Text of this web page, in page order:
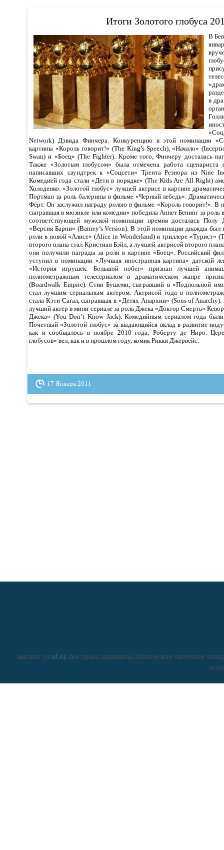
Итоги Золотого глобуса
В
в
Network) Дэвида Финчера. Конкуренцию в этой номинации
картины «Король говорит!» (The King’s Speech), «Начало»
Swan) и «Боец» (The Fighter). Кроме того, Финчеру досталась
Также «Золотым глобусом» была отмечена работа
написавших саундтрек к «Соцсети» Трента Резнора из Nine
Комедией года стали «Дети в порядке» (The Kids Are All Right)
Холоденко. «Золотой глобус» лучшей актрисе в картине
Портман за роль балерины в фильме «Черный лебедь».
Фёрт. Он заслужил награду ролью в фильме «Король говорит!». В
сыгравшая в мюзикле или комедии» победила Аннет Бенинг за
соответствующей мужской номинации премия досталась Полу
«Версия Барни» (Barney’s Version). В этой номинации дважды был
роли в новой «Алисе» (Alice in Wonderland) и триллере «Турист»
второго плана стал Кристиан Бэйл, а лучшей актрисой второго
они получили награды за роли в картине «Боец». Российский
уступил в номинации «Лучшая иностранная картина» датской
«История игрушек: Большой побег» признан лучшей
полнометражным телесериалом в драматическом жанре
(Boardwalk Empire). Стив Бушеми, сыгравший в «Подпольной
стал лучшим сериальным актером. Актрисой года в
стала Кэти Сагал, сыгравшая в «Детях Aнархии» (Sons of
лучший актер в мини-сериале за роль Джека «Доктор Смерть»
Джека» (You Don’t Know Jack). Комедийным сериалом года
Почетный «Золотой глобус» за выдающийся вклад в развитие
как и сообщалось в ноябре 2010 года, Роберту де Ниро.
глобусов» вел, как и в прошлом году, комик Рикки Джервейс.
17 Января 2011
Хостинг от uCozВсе права защищены. Полное или частичное